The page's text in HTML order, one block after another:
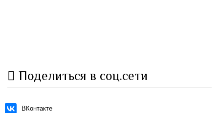
Поделиться в соц.сети
ВКонтакте